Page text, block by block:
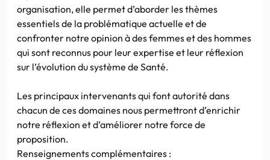
organisation, elle permet d’aborder les thèmes
essentiels de la problématique actuelle et de
confronter notre opinion à des femmes et des hommes
qui sont reconnus pour leur expertise et leur réflexion
sur l’évolution du système de Santé.
Les principaux intervenants qui font autorité dans
chacun de ces domaines nous permettront d’enrichir
notre réflexion et d’améliorer notre force de
proposition.
Renseignements complémentaires :